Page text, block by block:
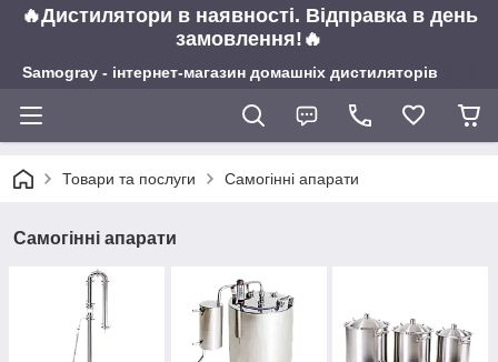
🔥Дистилятори в наявності. Відправка в день
замовлення!🔥
Samogray - інтернет-магазин домашніх дистиляторів
Товари та послуги Самогінні апарати
Самогінні апарати